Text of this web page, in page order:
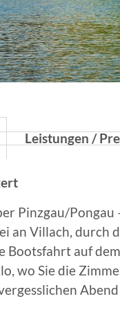
Leistungen /
Pinzgau/Pongau
an Villach, durch
Bootsfahrt auf
wo Sie die